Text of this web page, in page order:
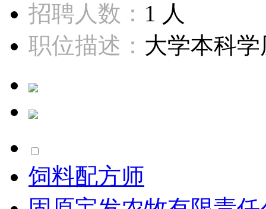
招聘人数： 1 人
职位描述： 大学本科
饲料配方师